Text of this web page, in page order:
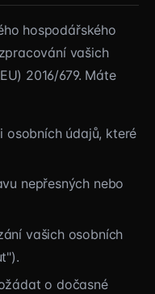
hospodářského
vašich
2016/679. Máte
údajů, které
nepřesných nebo
vašich osobních
o dočasné